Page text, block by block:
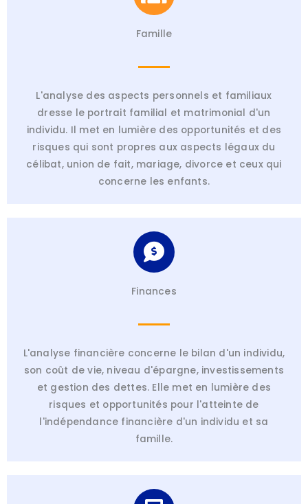
Famille
L'analyse des aspects personnels et familiaux
dresse le portrait familial et matrimonial d'un
individu. Il met en lumière des opportunités et des
risques qui sont propres aux aspects légaux du
célibat, union de fait, mariage, divorce et ceux qui
concerne les enfants.
Finances
L'analyse financière concerne le bilan d'un individu,
son coût de vie, niveau d'épargne, investissements
et gestion des dettes. Elle met en lumière des
risques et opportunités pour l'atteinte de
l'indépendance financière d'un individu et sa
famille.